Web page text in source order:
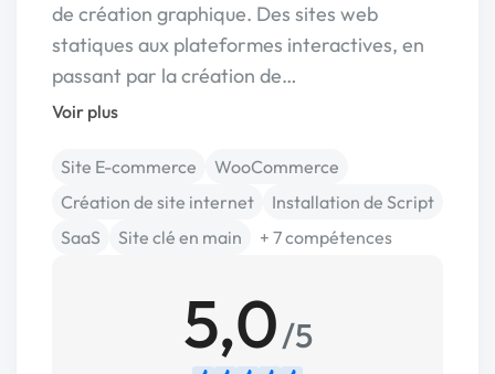
de création graphique. Des sites web
statiques aux plateformes interactives, en
passant par la création de…
Voir plus
Site E-commerce
WooCommerce
Création de site internet
Installation de Script
SaaS
Site clé en main + 7 compétences
5,0/5